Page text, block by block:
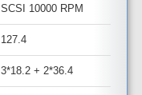
SCSI 10000 RPM
127.4
3*18.2 + 2*36.4